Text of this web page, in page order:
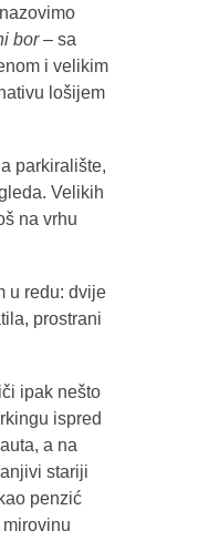
bor– sa
i velikim
lošijem
parkiralište,
Velikih
na vrhu
u redu: dvije
prostrani
ipak nešto
ispred
a na
stariji
penzić
mirovinu